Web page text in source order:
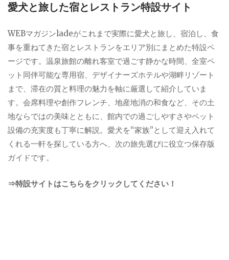
愛犬と旅した宿とレストラン特設サイト
WEBマガジンladeがこれまで実際に愛犬と旅し、宿泊し、食
事を重ねてきた宿とレストランをエリア別にまとめた特設ペ
ージです。温泉旅館の離れ客室で過ごす静かな時間、全室ペ
ット同伴可能な専用宿、デザイナーズホテルや湖畔リゾート
まで、滞在の質と料理の魅力を軸に厳選して紹介していま
す。会席料理や創作フレンチ、地産地消の和食など、その土
地ならではの美味とともに、館内での過ごしやすさやペット
設備の充実度も丁寧に解説。愛犬を“家族”として迎え入れて
くれる一軒を探している方へ、次の旅先選びに役立つ保存版
ガイドです。
⇒特設サイトはこちらをクリックしてください！